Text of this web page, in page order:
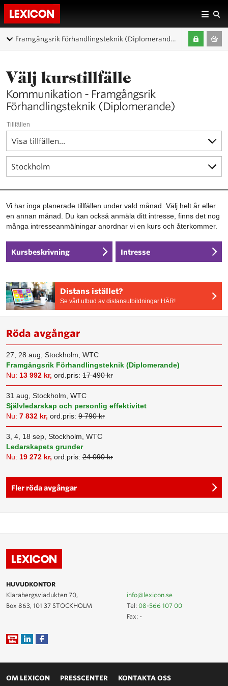
Framgångsrik Förhandlingsteknik (Diplomerande)
Välj kurstillfälle
Kommunikation - Framgångsrik
Förhandlingsteknik (Diplomerande)
Tillfällen
Vi har inga planerade tillfällen under vald månad. Välj helt år eller
en annan månad. Du kan också anmäla ditt intresse, finns det nog
många intresseanmälningar anordnar vi en kurs och återkommer.
Kursbeskrivning Intresse
Distans istället?
Se vårt utbud av distansutbildningar HÄR!
Röda avgångar
27, 28 aug, Stockholm, WTC
Framgångsrik Förhandlingsteknik (Diplomerande)
Nu: 13 992 kr, ord.pris: 17 490 kr
31 aug, Stockholm, WTC
Självledarskap och personlig effektivitet
Nu: 7 832 kr, ord.pris: 9 790 kr
3, 4, 18 sep, Stockholm, WTC
Ledarskapets grunder
Nu: 19 272 kr, ord.pris: 24 090 kr
Fler röda avgångar
HUVUDKONTOR
Klarabergsviadukten 70,
Box 863, 101 37 STOCKHOLM
info@lexicon.se
Tel:08-566 107 00
Fax: -
OM LEXICON PRESSCENTER KONTAKTA OSS